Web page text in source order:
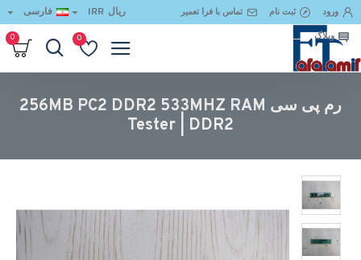
ورود ثبت نام تماس با فرا تعمیر
وبلاگ
ریال IRR فارسی
0
0
رم پی سی 256MB PC2 DDR2 533MHZ RAM
Tester | DDR2